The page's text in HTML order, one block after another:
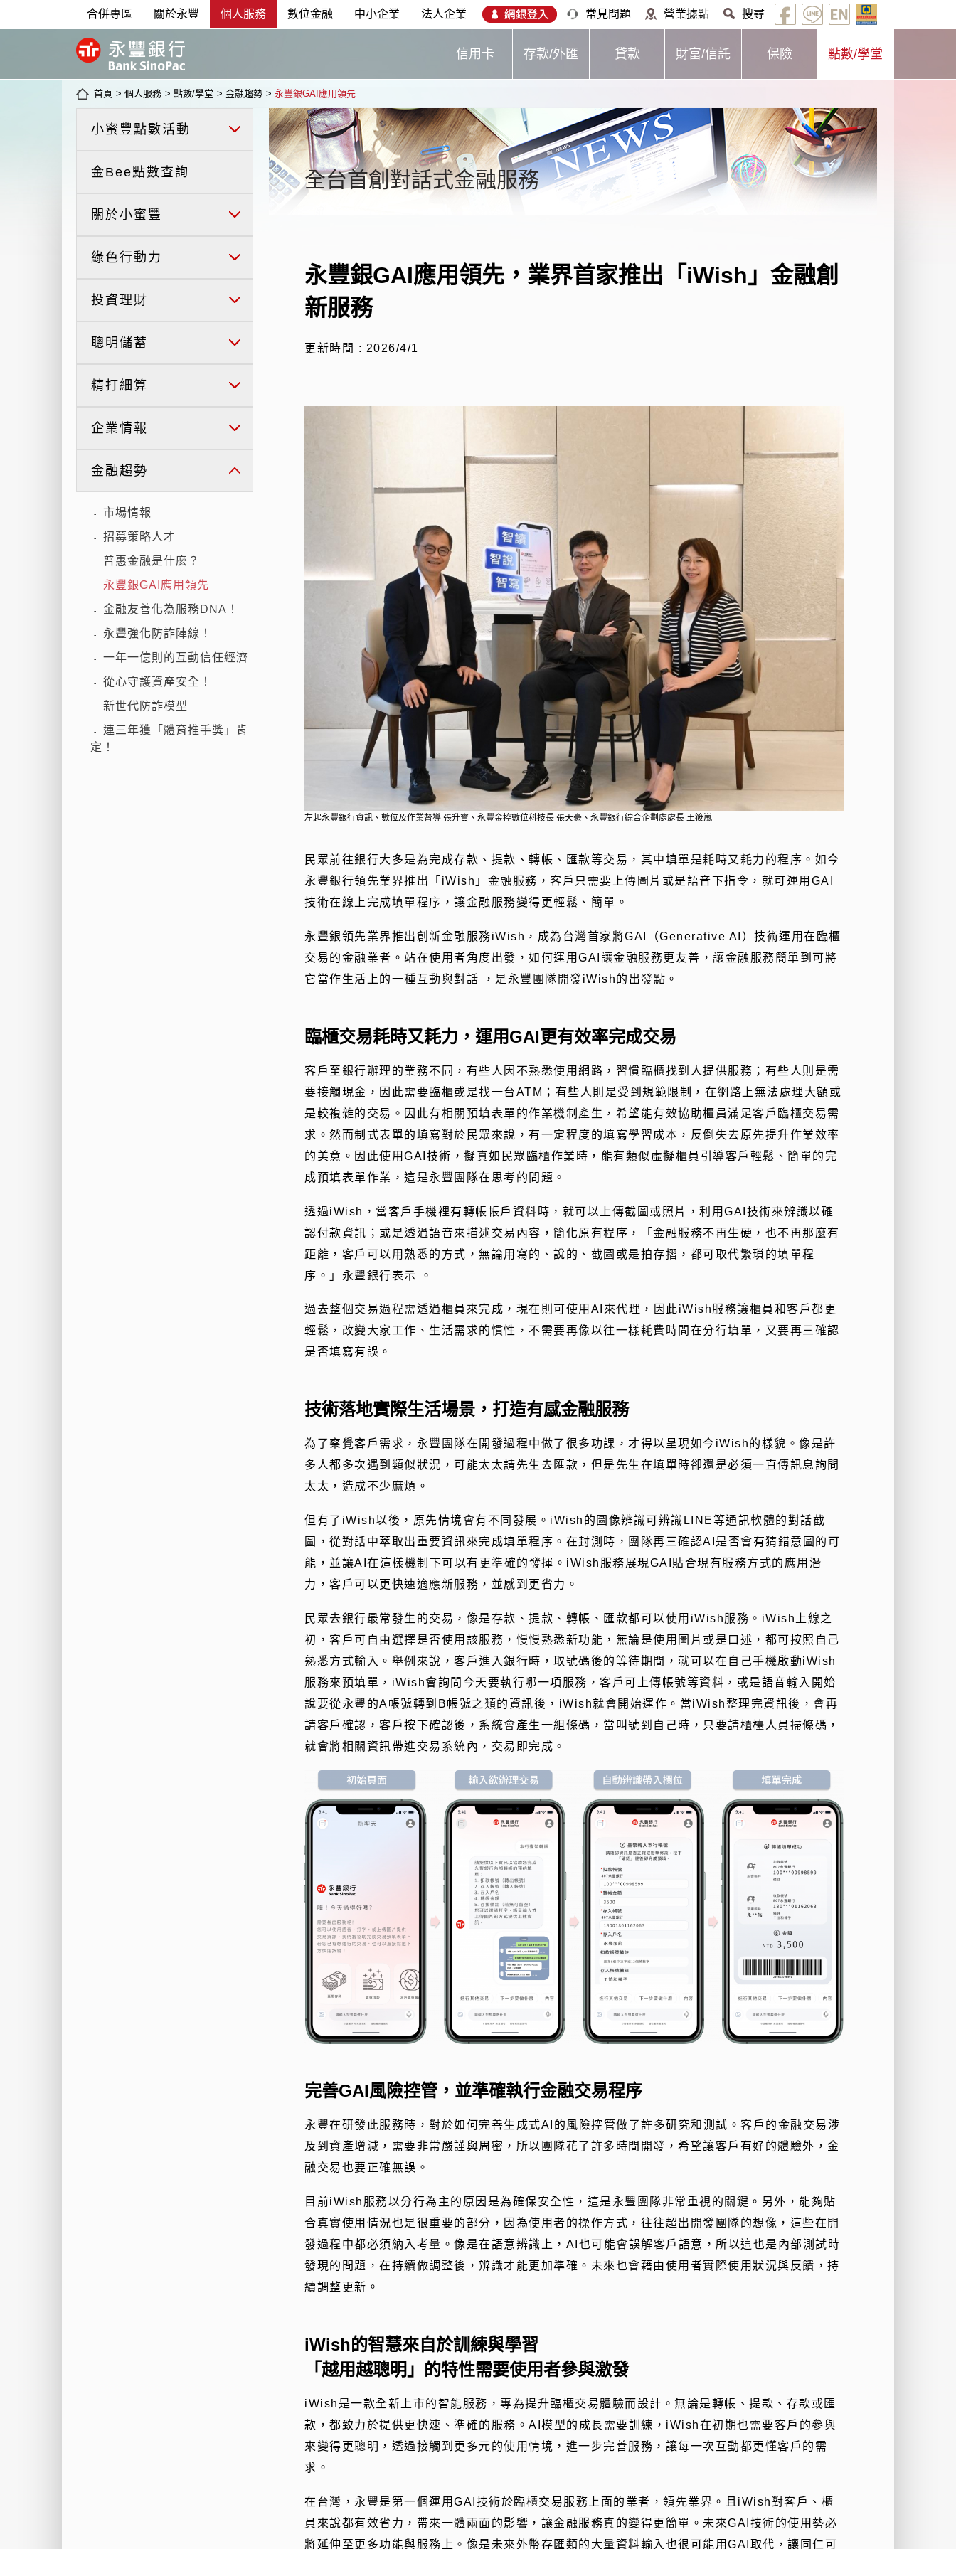
合併專區 關於永豐 個人服務 數位金融 中小企業 法人企業 常見問題 營業據點 搜尋
信用卡 存款/外匯 貸款 財富/信託 保險 點數/學堂
首頁 > 個人服務 > 點數/學堂 > 金融趨勢 > 永豐銀GAI應用領先
小蜜豐點數活動
金Bee點數查詢
關於小蜜豐
綠色行動力
投資理財
聰明儲蓄
精打細算
企業情報
金融趨勢
- 市場情報
- 招募策略人才
- 普惠金融是什麼？
- 永豐銀GAI應用領先
- 金融友善化為服務DNA！
- 永豐強化防詐陣線！
- 一年一億則的互動信任經濟
- 從心守護資產安全！
- 新世代防詐模型
-
連三年獲「體育推手獎」肯
定！
全台首創對話式金融服務
永豐銀GAI應用領先，業界首家推出「iWish」金融創
新服務
更新時間 : 2026/4/1
左起永豐銀行資訊、數位及作業督導 張升寶、永豐金控數位科技長 張天豪、永豐銀行綜合企劃處處長 王筱嵐
民眾前往銀行大多是為完成存款、提款、轉帳、匯款等交易，其中填單是耗時又耗力的程序。如今
永豐銀行領先業界推出「iWish」金融服務，客戶只需要上傳圖片或是語音下指令，就可運用GAI
技術在線上完成填單程序，讓金融服務變得更輕鬆、簡單。
永豐銀領先業界推出創新金融服務iWish，成為台灣首家將GAI（Generative AI）技術運用在臨櫃
交易的金融業者。站在使用者角度出發，如何運用GAI讓金融服務更友善，讓金融服務簡單到可將
它當作生活上的一種互動與對話 ，是永豐團隊開發iWish的出發點。
臨櫃交易耗時又耗力，運用GAI更有效率完成交易
客戶至銀行辦理的業務不同，有些人因不熟悉使用網路，習慣臨櫃找到人提供服務；有些人則是需
要接觸現金，因此需要臨櫃或是找一台ATM；有些人則是受到規範限制，在網路上無法處理大額或
是較複雜的交易。因此有相關預填表單的作業機制產生，希望能有效協助櫃員滿足客戶臨櫃交易需
求。然而制式表單的填寫對於民眾來說，有一定程度的填寫學習成本，反倒失去原先提升作業效率
的美意。因此使用GAI技術，擬真如民眾臨櫃作業時，能有類似虛擬櫃員引導客戶輕鬆、簡單的完
成預填表單作業，這是永豐團隊在思考的問題。
透過iWish，當客戶手機裡有轉帳帳戶資料時，就可以上傳截圖或照片，利用GAI技術來辨識以確
認付款資訊；或是透過語音來描述交易內容，簡化原有程序，「金融服務不再生硬，也不再那麼有
距離，客戶可以用熟悉的方式，無論用寫的、說的、截圖或是拍存摺，都可取代繁瑣的填單程
序。」永豐銀行表示 。
過去整個交易過程需透過櫃員來完成，現在則可使用AI來代理，因此iWish服務讓櫃員和客戶都更
輕鬆，改變大家工作、生活需求的慣性，不需要再像以往一樣耗費時間在分行填單，又要再三確認
是否填寫有誤。
技術落地實際生活場景，打造有感金融服務
為了察覺客戶需求，永豐團隊在開發過程中做了很多功課，才得以呈現如今iWish的樣貌。像是許
多人都多次遇到類似狀況，可能太太請先生去匯款，但是先生在填單時卻還是必須一直傳訊息詢問
太太，造成不少麻煩。
但有了iWish以後，原先情境會有不同發展。iWish的圖像辨識可辨識LINE等通訊軟體的對話截
圖，從對話中萃取出重要資訊來完成填單程序。在封測時，團隊再三確認AI是否會有猜錯意圖的可
能，並讓AI在這樣機制下可以有更準確的發揮。iWish服務展現GAI貼合現有服務方式的應用潛
力，客戶可以更快速適應新服務，並感到更省力。
民眾去銀行最常發生的交易，像是存款、提款、轉帳、匯款都可以使用iWish服務。iWish上線之
初，客戶可自由選擇是否使用該服務，慢慢熟悉新功能，無論是使用圖片或是口述，都可按照自己
熟悉方式輸入。舉例來說，客戶進入銀行時，取號碼後的等待期間，就可以在自己手機啟動iWish
服務來預填單，iWish會詢問今天要執行哪一項服務，客戶可上傳帳號等資料，或是語音輸入開始
說要從永豐的A帳號轉到B帳號之類的資訊後，iWish就會開始運作。當iWish整理完資訊後，會再
請客戶確認，客戶按下確認後，系統會產生一組條碼，當叫號到自己時，只要請櫃檯人員掃條碼，
就會將相關資訊帶進交易系統內，交易即完成。
完善GAI風險控管，並準確執行金融交易程序
永豐在研發此服務時，對於如何完善生成式AI的風險控管做了許多研究和測試。客戶的金融交易涉
及到資產增減，需要非常嚴謹與周密，所以團隊花了許多時間開發，希望讓客戶有好的體驗外，金
融交易也要正確無誤。
目前iWish服務以分行為主的原因是為確保安全性，這是永豐團隊非常重視的關鍵。另外，能夠貼
合真實使用情況也是很重要的部分，因為使用者的操作方式，往往超出開發團隊的想像，這些在開
發過程中都必須納入考量。像是在語意辨識上，AI也可能會誤解客戶語意，所以這也是內部測試時
發現的問題，在持續做調整後，辨識才能更加準確。未來也會藉由使用者實際使用狀況與反饋，持
續調整更新。
iWish的智慧來自於訓練與學習
「越用越聰明」的特性需要使用者參與激發
iWish是一款全新上市的智能服務，專為提升臨櫃交易體驗而設計。無論是轉帳、提款、存款或匯
款，都致力於提供更快速、準確的服務。AI模型的成長需要訓練，iWish在初期也需要客戶的參與
來變得更聰明，透過接觸到更多元的使用情境，進一步完善服務，讓每一次互動都更懂客戶的需
求。
在台灣，永豐是第一個運用GAI技術於臨櫃交易服務上面的業者，領先業界。且iWish對客戶、櫃
員來說都有效省力，帶來一體兩面的影響，讓金融服務真的變得更簡單。未來GAI技術的使用勢必
將延伸至更多功能與服務上。像是未來外幣存匯類的大量資料輸入也很可能用GAI取代，讓同仁可